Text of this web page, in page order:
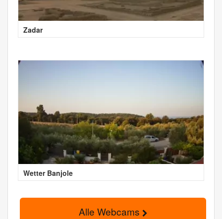
Zadar
Wetter Banjole
Alle Webcams